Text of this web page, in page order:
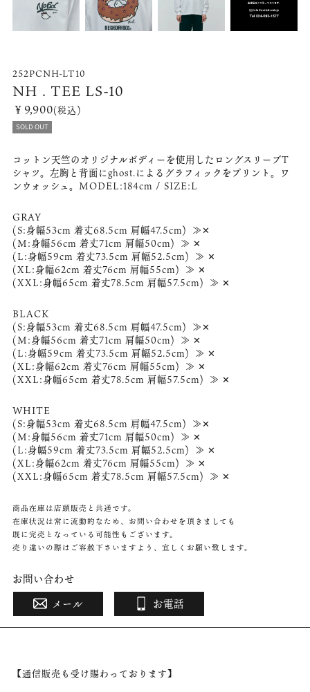
252PCNH-LT10
NH . TEE LS-10
￥9,900(税込)
SOLD OUT
コットン天竺のオリジナルボディーを使用したロングスリーブT
シャツ。左胸と背面にghost.によるグラフィックをプリント。ワ
ンウォッシュ。MODEL:184cm / SIZE:L
GRAY
(S:身幅53cm 着丈68.5cm 肩幅47.5cm) ≫✕
(M:身幅56cm 着丈71cm 肩幅50cm) ≫ ✕
(L:身幅59cm 着丈73.5cm 肩幅52.5cm) ≫ ✕
(XL:身幅62cm 着丈76cm 肩幅55cm) ≫ ✕
(XXL:身幅65cm 着丈78.5cm 肩幅57.5cm) ≫ ✕
BLACK
(S:身幅53cm 着丈68.5cm 肩幅47.5cm) ≫✕
(M:身幅56cm 着丈71cm 肩幅50cm) ≫ ✕
(L:身幅59cm 着丈73.5cm 肩幅52.5cm) ≫ ✕
(XL:身幅62cm 着丈76cm 肩幅55cm) ≫ ✕
(XXL:身幅65cm 着丈78.5cm 肩幅57.5cm) ≫ ✕
WHITE
(S:身幅53cm 着丈68.5cm 肩幅47.5cm) ≫✕
(M:身幅56cm 着丈71cm 肩幅50cm) ≫ ✕
(L:身幅59cm 着丈73.5cm 肩幅52.5cm) ≫ ✕
(XL:身幅62cm 着丈76cm 肩幅55cm) ≫ ✕
(XXL:身幅65cm 着丈78.5cm 肩幅57.5cm) ≫ ✕
商品在庫は店頭販売と共通です。
在庫状況は常に流動的なため、お問い合わせを頂きましても
既に完売となっている可能性もございます。
売り違いの際はご容赦下さいますよう、宜しくお願い致します。
お問い合わせ
メール
お電話
【通信販売も受け賜わっております】